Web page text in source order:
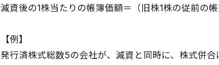
減資後の1株当たりの帳簿価額＝（旧株1株の従前の
【例】
発行済株式総数5の会社が、減資と同時に、株式併